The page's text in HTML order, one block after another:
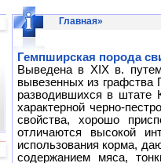
Главная»
Гемпширская порода
Выведена в XIX в.
вывезенных из
разводившихся в штате
характерной черно-
свойства, хорошо
отличаются высокой
использования корма,
содержанием мяса,